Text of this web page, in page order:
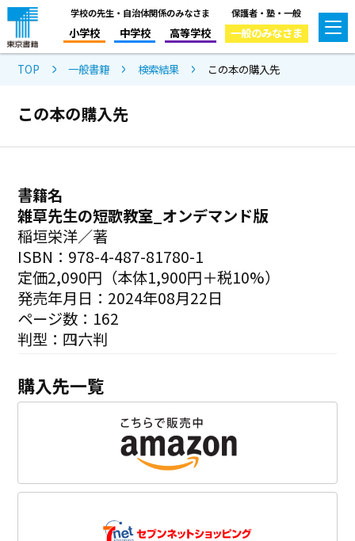
学校の先生・自治体関係のみなさま
小学校 中学校 高等学校
保護者・塾・一般
一般のみなさま
TOP 一般書籍 検索結果 この本の購入先
この本の購入先
書籍名
雑草先生の短歌教室_オンデマンド版
稲垣栄洋／著
ISBN：978-4-487-81780-1
定価2,090円（本体1,900円＋税10%）
発売年月日：2024年08月22日
ページ数：162
判型：四六判
購入先一覧